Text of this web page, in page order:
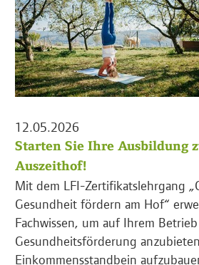
12.05.2026
Starten Sie Ihre Ausbildung
Auszeithof!
Mit dem LFI-Zertifikatslehrgang
Gesundheit fördern am Hof“
Fachwissen, um auf Ihrem
Gesundheitsförderung
Einkommensstandbein